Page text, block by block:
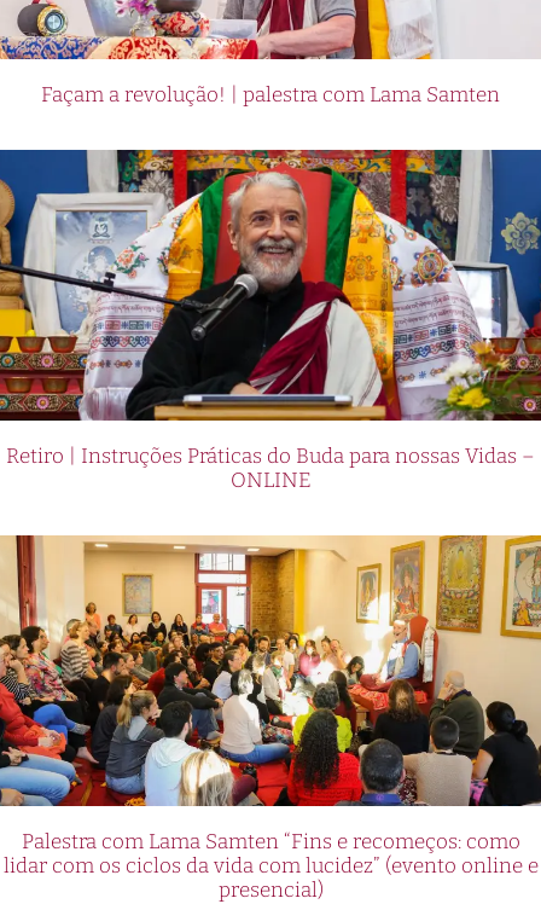
Façam a revolução! | palestra com Lama Samten
Retiro | Instruções Práticas do Buda para nossas Vidas –
ONLINE
Palestra com Lama Samten “Fins e recomeços: como
lidar com os ciclos da vida com lucidez” (evento online e
presencial)